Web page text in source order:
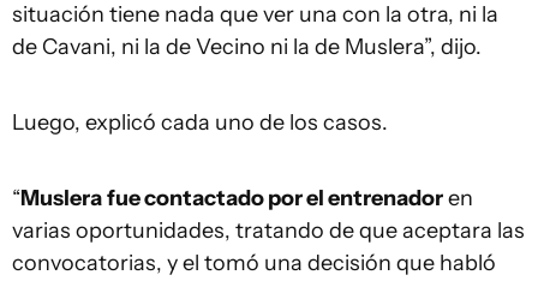
situación tiene nada que ver una con la otra, ni la
de Cavani, ni la de Vecino ni la de Muslera”, dijo.
Luego, explicó cada uno de los casos.
“Muslerafue contactado por el entrenadoren
varias oportunidades, tratando de que aceptara las
convocatorias, y el tomó una decisión que habló